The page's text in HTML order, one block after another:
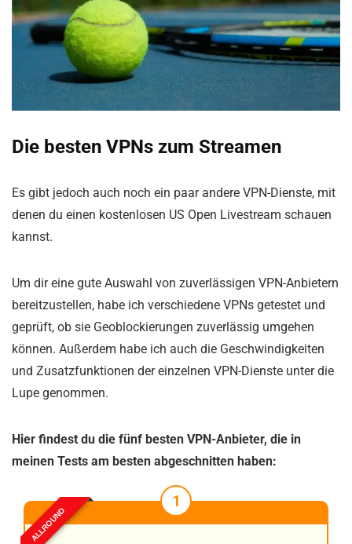
Die besten VPNs zum Streamen
Es gibt jedoch auch noch ein paar andere VPN-Dienste, mit
denen du einen kostenlosen US Open Livestream schauen
kannst.
Um dir eine gute Auswahl von zuverlässigen VPN-Anbietern
bereitzustellen, habe ich verschiedene VPNs getestet und
geprüft, ob sie Geoblockierungen zuverlässig umgehen
können. Außerdem habe ich auch die Geschwindigkeiten
und Zusatzfunktionen der einzelnen VPN-Dienste unter die
Lupe genommen.
Hier findest du die fünf besten VPN-Anbieter, die in
meinen Tests am besten abgeschnitten haben:
ALLROUND
1